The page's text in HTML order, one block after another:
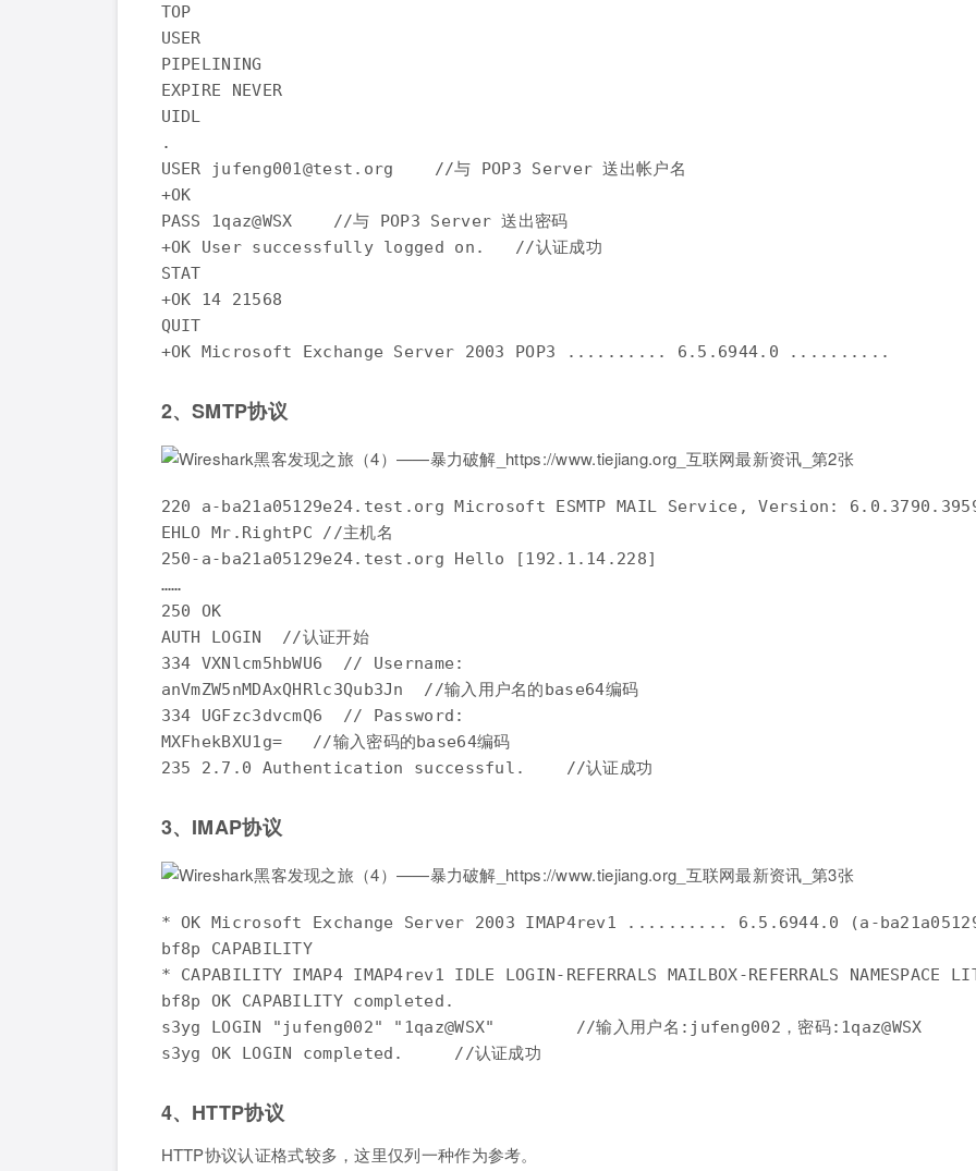
TOP
USER
PIPELINING
EXPIRE NEVER
UIDL
.
USER jufeng001@test.org    //与 POP3 Server 送出帐户名
+OK
PASS 1qaz@WSX    //与 POP3 Server 送出密码
+OK User successfully logged on.   //认证成功
STAT
+OK 14 21568
QUIT
2、SMTP协议
220 a-ba21a05129e24.test.org Microsoft ESMTP MAIL Service, Version:
EHLO Mr.RightPC //主机名
250-a-ba21a05129e24.test.org Hello [192.1.14.228]
……
250 OK
AUTH LOGIN  //认证开始
334 VXNlcm5hbWU6  // Username:
anVmZW5nMDAxQHRlc3Qub3Jn  //输入用户名的base64编码
334 UGFzc3dvcmQ6  // Password:
MXFhekBXU1g=   //输入密码的base64编码
3、IMAP协议
* OK Microsoft Exchange Server 2003 IMAP4rev1 .......... 6.5.6944.0 (a-
bf8p CAPABILITY
* CAPABILITY IMAP4 IMAP4rev1 IDLE LOGIN-REFERRALS MAILBOX-REFERRALS NAMESPACE
bf8p OK CAPABILITY completed.
s3yg LOGIN "jufeng002" "1qaz@WSX"        //输入用户名:jufeng002，密码:1qaz@WSX
4、HTTP协议
HTTP协议认证格式较多，这里仅列一种作为参考。